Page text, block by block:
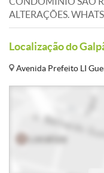
ALTERAÇÕES.
Localização do
Avenida Prefeito LI